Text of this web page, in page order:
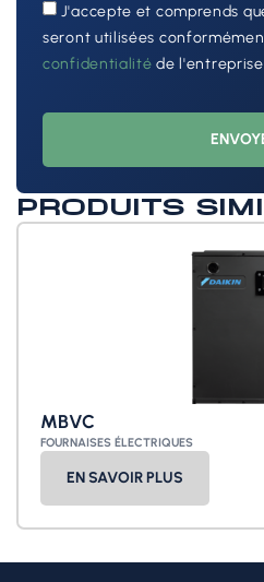
J'accepte et comprends
seront utilisées
confidentialité de
PRODUITS
MBVC
FOURNAISES ÉLECTRIQUES
EN SAVOIR PLUS